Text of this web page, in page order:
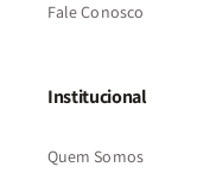
Fale Conosco
Institucional
Quem Somos